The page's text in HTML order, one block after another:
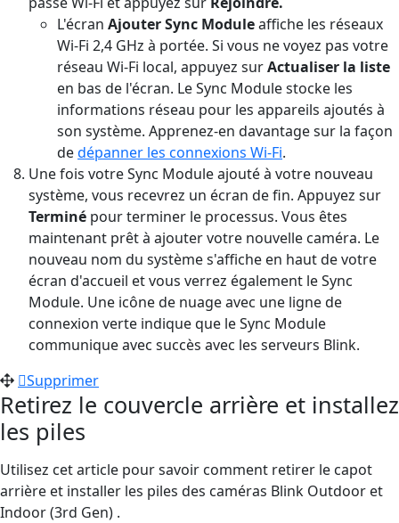
L'écran Ajouter Sync Moduleaffiche les réseaux
Wi-Fi 2,4 GHz à portée. Si vous ne voyez pas votre
réseau Wi-Fi local, appuyez surActualiser la liste
en bas de l'écran. Le Sync Module stocke les
informations réseau pour les appareils ajoutés à
son système. Apprenez-en davantage sur la façon
dedépanner les connexions Wi-Fi.
Une fois votre Sync Module ajouté à votre nouveau
système, vous recevrez un écran de fin. Appuyez sur
Terminé pour terminer le processus. Vous êtes
maintenant prêt à ajouter votre nouvelle caméra. Le
nouveau nom du système s'affiche en haut de votre
écran d'accueil et vous verrez également le Sync
Module. Une icône de nuage avec une ligne de
connexion verte indique que le Sync Module
communique avec succès avec les serveurs Blink.
Supprimer
Retirez le couvercle arrière et installez
les piles
Utilisez cet article pour savoir comment retirer le capot
arrière et installer les piles des caméras Blink Outdoor et
Indoor (3rd Gen) .